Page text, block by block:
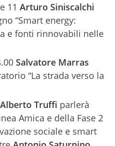
11 Arturo Siniscalchi
“Smart energy:
e fonti rinnovabili nelle
Salvatore Marras
“La strada verso la
Alberto Truffi parlerà
Amica e della Fase 2
sociale e smart